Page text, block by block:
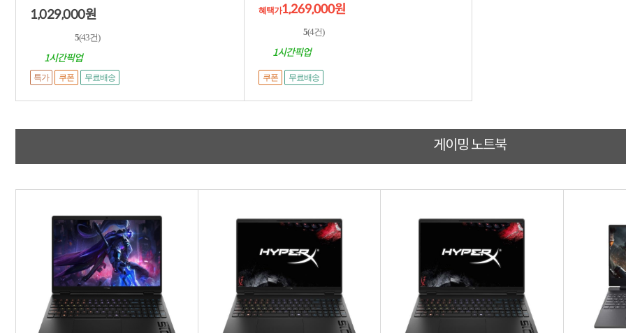
1,029,000원
5(43건)
1시간픽업
쿠폰 무료배송
특가
혜택가1,269,000원
5(4건)
1시간픽업
쿠폰 무료배송
게이밍 노트북